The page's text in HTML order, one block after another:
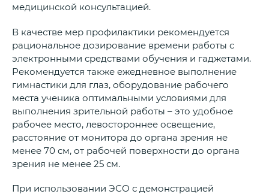
медицинской консультацией.
В качестве мер профилактики рекомендуется
рациональное дозирование времени работы с
электронными средствами обучения и гаджетами.
Рекомендуется также ежедневное выполнение
гимнастики для глаз, оборудование рабочего
места ученика оптимальными условиями для
выполнения зрительной работы – это удобное
рабочее место, левостороннее освещение,
расстояние от монитора до органа зрения не
менее 70 см, от рабочей поверхности до органа
зрения не менее 25 см.
При использовании ЭСО с демонстрацией